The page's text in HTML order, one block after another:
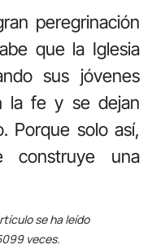
peregrinación
que la Iglesia
sus jóvenes
la fe y se dejan
Porque solo así,
construye una
se ha leído
veces.